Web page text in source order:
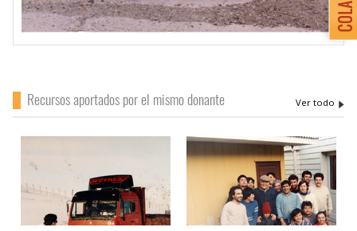
Recursos aportados por el mismo donante